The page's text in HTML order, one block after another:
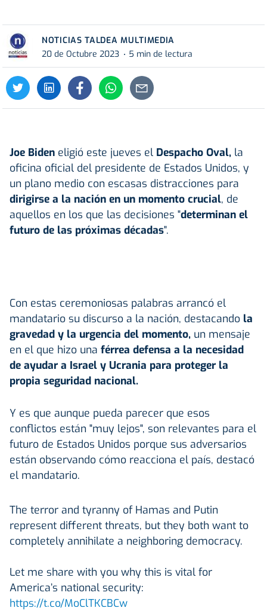
NOTICIAS TALDEA MULTIMEDIA
20 de Octubre 2023
5 min de lectura
Joe Biden eligió este jueves el Despacho Oval, la
oficina oficial del presidente de Estados Unidos, y
un plano medio con escasas distracciones para
dirigirse a la nación en un momento crucial, de
aquellos en los que las decisiones "determinan el
futuro de las próximas décadas".
Con estas ceremoniosas palabras arrancó el
mandatario su discurso a la nación, destacando la
gravedad y la urgencia del momento, un mensaje
en el que hizo una férrea defensa a la necesidad
de ayudar a Israel y Ucrania para proteger la
propia seguridad nacional.
Y es que aunque pueda parecer que esos
conflictos están "muy lejos", son relevantes para el
futuro de Estados Unidos porque sus adversarios
están observando cómo reacciona el país, destacó
el mandatario.
The terror and tyranny of Hamas and Putin
represent different threats, but they both want to
completely annihilate a neighboring democracy.
Let me share with you why this is vital for
America’s national security:
https://t.co/MoClTKCBCw